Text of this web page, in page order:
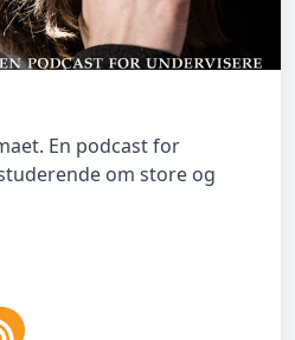
En podcast for
om store og